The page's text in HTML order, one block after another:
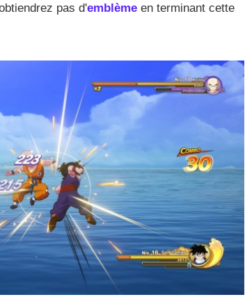
pas d'emblème en terminant cette